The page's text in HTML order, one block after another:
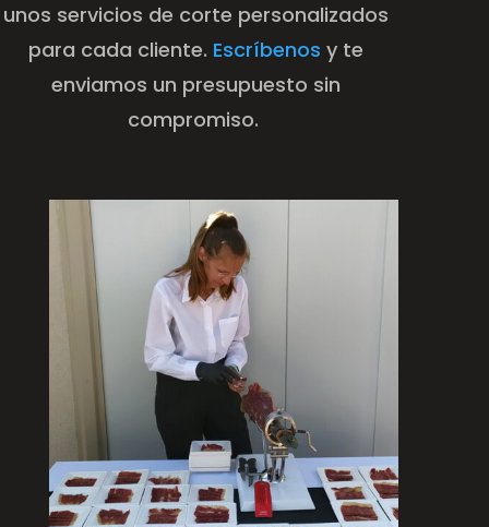
unos servicios de corte personalizados
para cada cliente. Escríbenos y te
enviamos un presupuesto sin
compromiso.